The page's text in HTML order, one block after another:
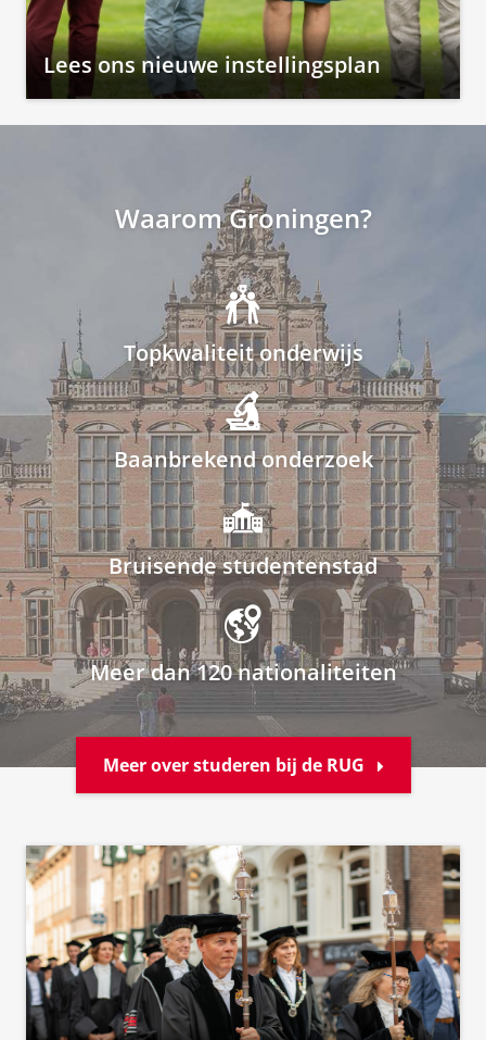
Lees ons nieuwe instellingsplan
Waarom Groningen?
Topkwaliteit onderwijs
Baanbrekend onderzoek
Bruisende studentenstad
Meer dan 120 nationaliteiten
Meer over studeren bij de RUG